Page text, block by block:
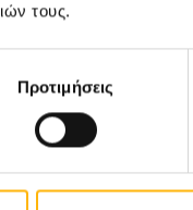
τους.
Προτιμήσεις
Το ΙΑΣΩ
καλοκαιρινή
Το ΙΑΣΩ
καλοκαιρινή